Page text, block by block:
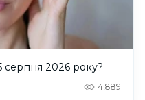
серпня 2026 року?
4,889